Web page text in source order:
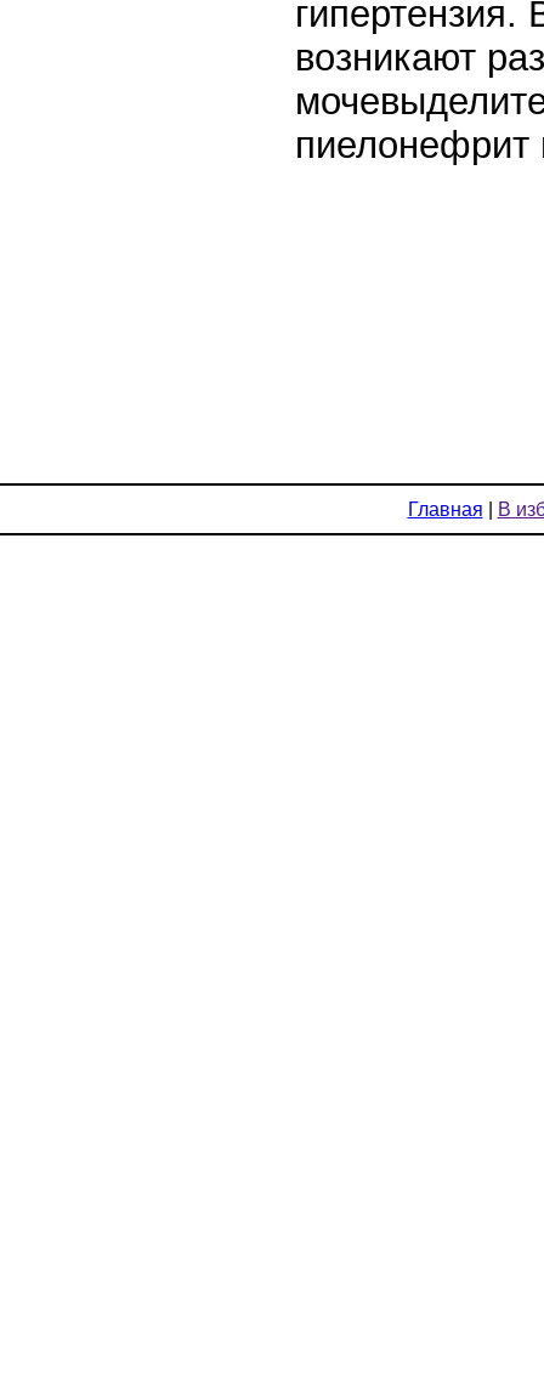
гипертензия.
возникают
пиелонефрит
Главная В